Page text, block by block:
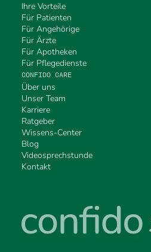
Ihre Vorteile
Für Patienten
Für Angehörige
Für Ärzte
Für Apotheken
Für Pflegedienste
CONFIDO CARE
Über uns
Unser Team
Karriere
Ratgeber
Wissens-Center
Blog
Videosprechstunde
Kontakt